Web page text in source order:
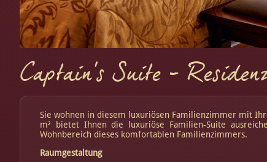
Captain's Suite -
Sie wohnen in diesem luxuriösen Familienzimmer mit
m² bietet Ihnen die luxuriöse Familien-Suite
Wohnbereich dieses komfortablen Familienzimmers.
Raumgestaltung